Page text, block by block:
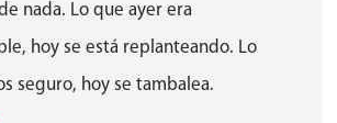
nada. Lo que ayer era
hoy se está replanteando. Lo
seguro, hoy se tambalea.